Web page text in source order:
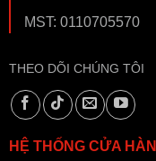
MST: 0110705570
THEO DÕI CHÚNG TÔI
HỆ THỐNG CỬA